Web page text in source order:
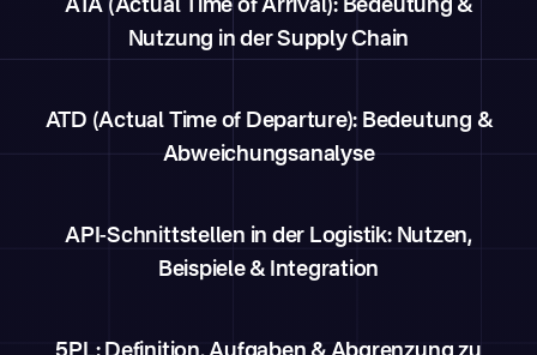
ATA (Actual Time of Arrival): Bedeutung &
Nutzung in der Supply Chain
ATD (Actual Time of Departure): Bedeutung &
Abweichungsanalyse
API-Schnittstellen in der Logistik: Nutzen,
Beispiele & Integration